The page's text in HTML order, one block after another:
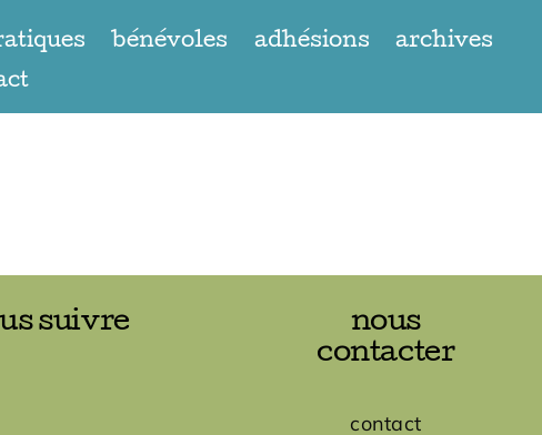
bénévoles adhésions
archives
suivre
nous
contacter
contact